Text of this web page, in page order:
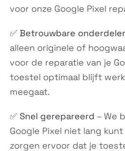
Wildfire E2 Play
Wildfire E plus
voor onze Google Pixel
✅ Betrouwbare
alleen originele of
voor de reparatie van je
toestel optimaal blijft
meegaat.
✅Snel gerepareerd – We
Google Pixel niet lang
zorgen ervoor dat je